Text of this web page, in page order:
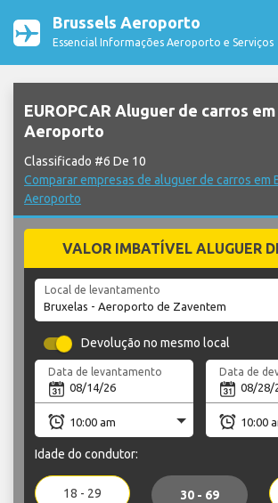
Brussels Aeroporto
Essencial Informações Aeroporto e Serviços
EUROPCAR Aluguer de carros
Aeroporto
Classificado #6 De 10
Comparar empresas de aluguer de carros em
Aeroporto
VALOR IMBATÍVEL ALUGUER
Local de levantamento
Devolução no mesmo local
Data de levantamento Data de
Idade do condutor:
18 - 29 30 - 69